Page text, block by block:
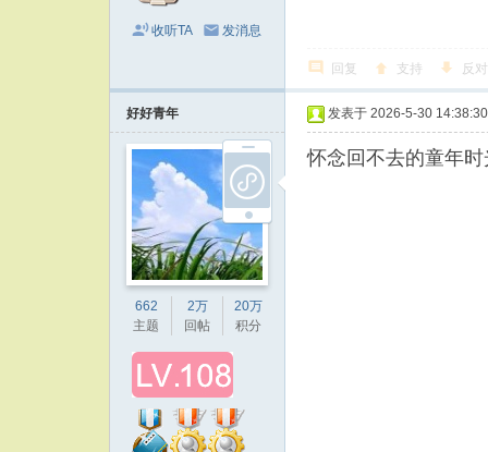
收听TA 发消息
回复 支持 反对
好好青年
662
主题
2万
回帖
20万
积分
发表于 2026-5-30 14:38:30
怀念回不去的童年时